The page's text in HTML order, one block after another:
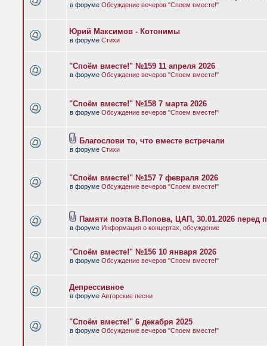
в форуме Обсуждение вечеров "Споем вместе!"
Юрий Максимов - Котонимы
в форуме Стихи
"Споём вместе!" №159 11 апреля 2026
в форуме Обсуждение вечеров "Споем вместе!"
"Споём вместе!" №158 7 марта 2026
в форуме Обсуждение вечеров "Споем вместе!"
Благослови то, что вместе встречали
в форуме Стихи
"Споём вместе!" №157 7 февраля 2026
в форуме Обсуждение вечеров "Споем вместе!"
Памяти поэта В.Попова, ЦАП, 30.01.2026 перед
в форуме Информация о концертах, обсуждение
"Споём вместе!" №156 10 января 2026
в форуме Обсуждение вечеров "Споем вместе!"
Депрессивное
в форуме Авторские песни
"Споём вместе!" 6 декабря 2025
в форуме Обсуждение вечеров "Споем вместе!"